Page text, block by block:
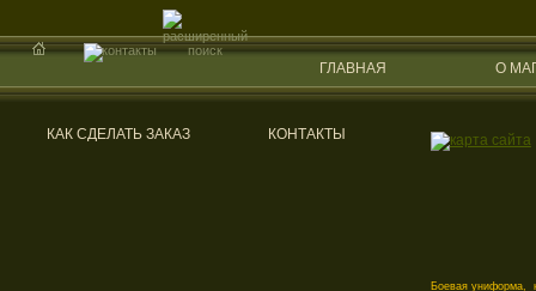
ГЛАВНАЯ О
КАК СДЕЛАТЬ ЗАКАЗ КОНТАКТЫ
Боевая униформа,